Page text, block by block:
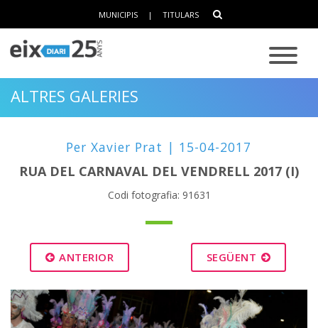
MUNICIPIS | TITULARS
ALTRES GALERIES
Per Xavier Prat | 15-04-2017
RUA DEL CARNAVAL DEL VENDRELL 2017 (I)
Codi fotografia: 91631
ANTERIOR SEGÜENT